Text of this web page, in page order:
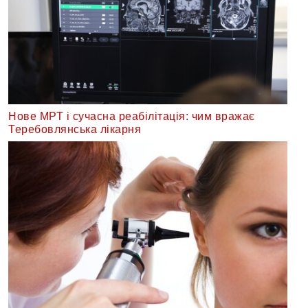
Нове МРТ і сучасна реабілітація: чим вражає
Теребовлянська лікарня